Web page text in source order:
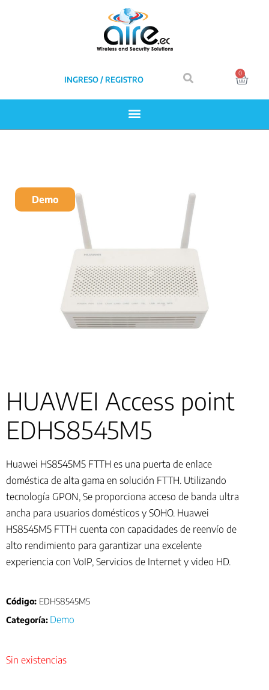
INGRESO / REGISTRO
0
HUAWEI Access point
EDHS8545M5
Huawei HS8545M5 FTTH es una puerta de enlace
doméstica de alta gama en solución FTTH. Utilizando
tecnología GPON, Se proporciona acceso de banda ultra
ancha para usuarios domésticos y SOHO. Huawei
HS8545M5 FTTH cuenta con capacidades de reenvío de
alto rendimiento para garantizar una excelente
experiencia con VoIP, Servicios de Internet y video HD.
Código: EDHS8545M5
Categoría: Demo
Sin existencias
Demo